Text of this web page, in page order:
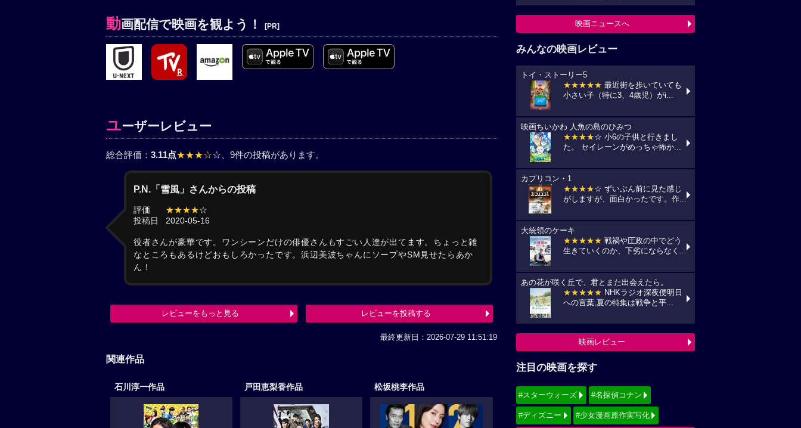
動画配信で映画を観よう！ [PR]
ユーザーレビュー
総合評価： 3.11点★★★☆☆ 、9件の投稿があります。
P.N.「雪風」さんからの投稿
評価 ★★★★☆
投稿日
2020-05-16
役者さんが豪華です。ワンシーンだけの俳優さんもすごい人達が出てます。ちょっと雑
なところもあるけどおもしろかったです。浜辺美波ちゃんにソープやSM見せたらあか
ん！
レビューをもっと見る レビューを投稿する
最終更新日：2026-07-29 11:51:19
関連作品
石川淳一作品 戸田恵梨香作品 松坂桃李作品
映画ニュースへ
みんなの映画レビュー
トイ・ストーリー5
★★★★★ 最近街を歩いていても
小さい子（特に3、4歳児）がi...
映画ちいかわ 人魚の島のひみつ
★★★★☆ 小6の子供と行きまし
た。 セイレーンがめっちゃ怖か...
カプリコン・1
★★★★☆ ずいぶん前に見た感じ
がしますが、面白かったです。作...
大統領のケーキ
★★★★★ 戦禍や圧政の中でどう
生きていくのか、下劣にならなく...
あの花が咲く丘で、君とまた出会えたら。
★★★★★ NHKラジオ深夜便明日
への言葉,夏の特集は戦争と平...
映画レビュー
注目の映画を探す
#スターウォーズ #名探偵コナン
#ディズニー #少女漫画原作実写化